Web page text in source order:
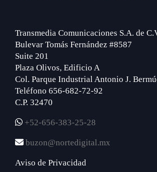
Transmedia Comunicaciones S.A. de
Bulevar Tomás Fernández #8587
Suite 201
Plaza Olivos, Edificio A
Col. Parque Industrial Antonio J.
Teléfono 656-682-72-92
C.P. 32470
+52-656-383-25-28
buzon@nortedigital.mx
Aviso de Privacidad